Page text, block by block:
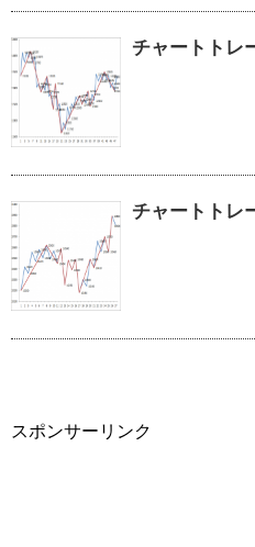
チャートトレ
チャートトレ
スポンサーリンク